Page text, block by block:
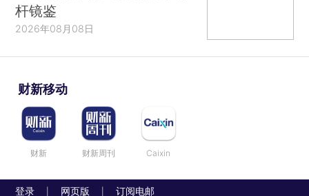
杆镜鉴
2026年08月08日
财新移动
财新 财新周刊 Caixin
登录 网页版 订阅电邮